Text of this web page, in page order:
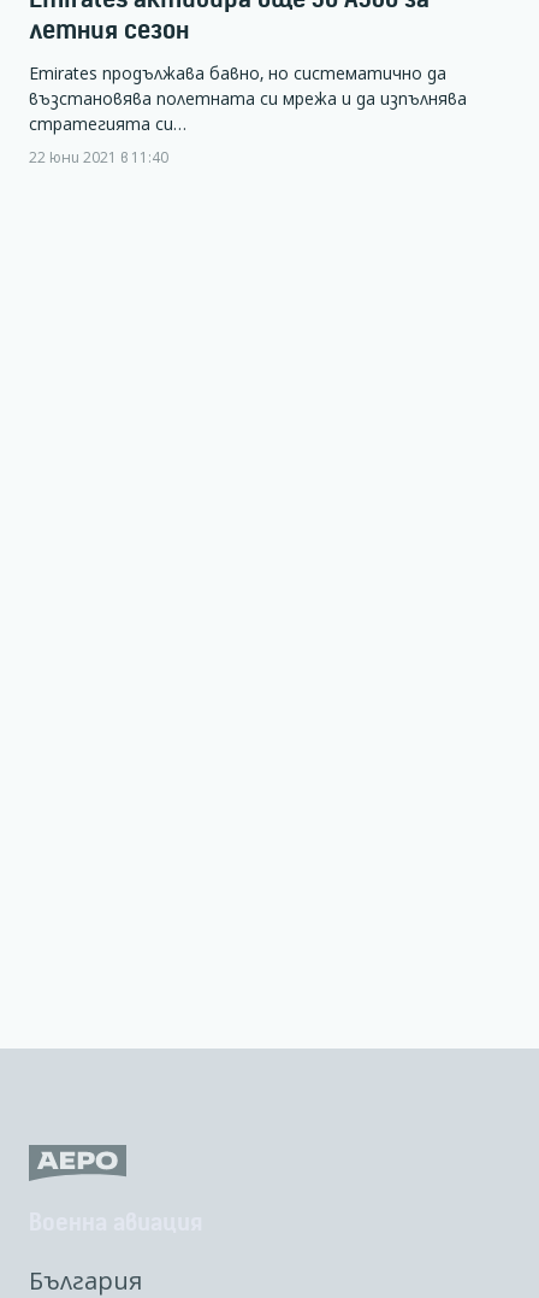
летния сезон
Emirates продължава бавно, но систематично да
възстановява полетната си мрежа и да изпълнява
стратегията си…
22 юни 2021 в 11:40
България